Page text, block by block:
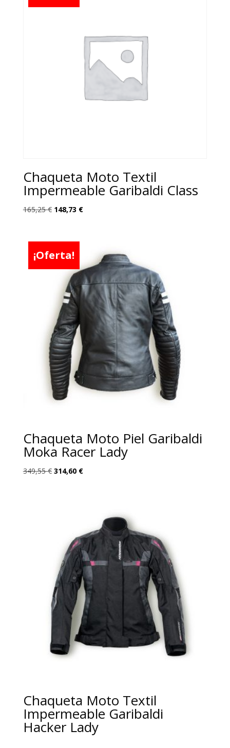
Chaqueta Moto Textil
Impermeable Garibaldi Class
165,25€ El
era:
165,25 €.
148,73 €El
148,73 €.
¡Oferta!
Chaqueta Moto Piel Garibaldi
Moka Racer Lady
349,55€ El
314,60 €El
314,60 €.
Chaqueta Moto Textil
Impermeable Garibaldi
Hacker Lady